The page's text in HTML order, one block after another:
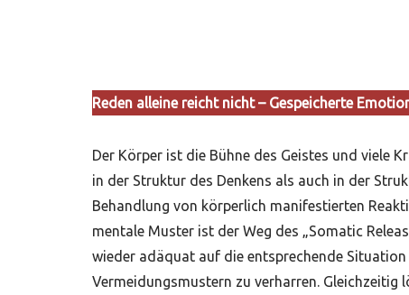
Reden alleine reicht nicht – Gespeicherte
Der Körper ist die Bühne des Geistes und viele
in der Struktur des Denkens als auch in der
Behandlung von körperlich manifestierten
mentale Muster ist der Weg des „Somatic
wieder adäquat auf die entsprechende Situation
Vermeidungsmustern zu verharren. Gleichzeitig